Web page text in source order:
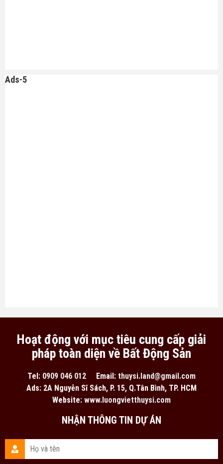
Ads-5
Hoạt động với mục tiêu cung cấp giải
pháp toàn diện về Bất Động Sản
Tel: 0909 046 012 Email: thuysi.land@gmail.com
Ads: 2A Nguyễn Sĩ Sách, P. 15, Q.Tân Bình, TP. HCM
Website: www.luongvietthuysi.com
NHẬN THÔNG TIN DỰ ÁN